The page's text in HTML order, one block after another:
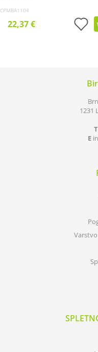
CPMBA1104
22,37 €
1231
T
E